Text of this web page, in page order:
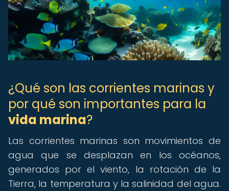
¿Qué son las corrientes marinas y
por qué son importantes para la
vida marina?
Las corrientes marinas son movimientos de
agua que se desplazan en los océanos,
generados por el viento, la rotación de la
Tierra, la temperatura y la salinidad del agua.